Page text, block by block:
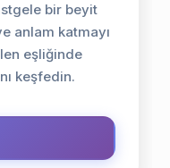
bir beyit
anlam katmayı
eşliğinde
keşfedin.